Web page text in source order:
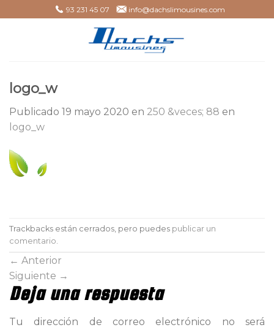
93 231 45 07 info@dachslimousines.com
logo_w
Publicado 19 mayo 2020 en 250 &veces; 88 en
logo_w
Trackbacks están cerrados, pero puedes publicar un
comentario
← Anterior
Siguiente →
Deja una respuesta
Tu dirección de correo electrónico no será